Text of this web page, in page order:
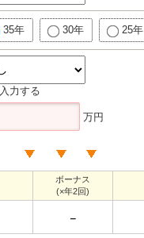
35年 30年 25年
力する
万円
ボーナス
(×年2回)
－